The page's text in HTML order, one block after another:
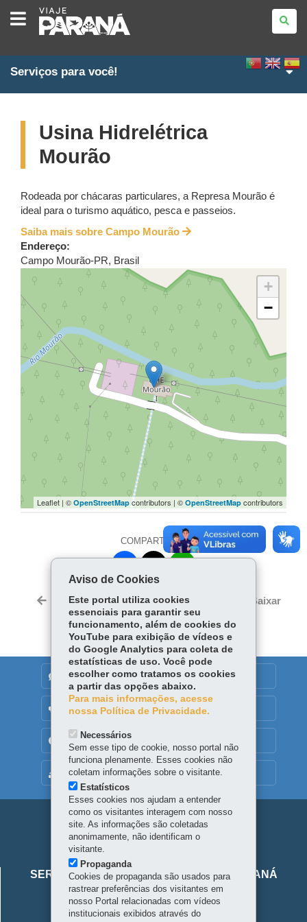
VIAJE
PARANÁ
Serviços para você!
Usina Hidrelétrica
Mourão
Rodeada por chácaras particulares, a Represa Mourão é
ideal para o turismo aquático, pesca e passeios.
Saiba mais sobre Campo Mourão
Endereço:
Campo Mourão-PR, Brasil
+
−
Leaflet | © OpenStreetMap contributors | © OpenStreetMap contributors
COMPARTILHE:
WhatsApp
Voltar Início Imprimir Baixar
MAPA DO SITE
DENUNCIE CORRUPÇÃO
OUVIDORIA
TRANSPARÊNCIA INSTITUCIONAL
Navegação
principal
Viaje
Parana
SERVIÇO SOCIAL AUTÔNOMO VIAJE PARANÁ
Alameda Júlia da Costa, 64 - São Francisco
80410-070 -Curitiba-PR- Localize
Aviso de Cookies
Este portal utiliza cookies
essenciais para garantir seu
funcionamento, além de cookies do
YouTube para exibição de vídeos e
do Google Analytics para coleta de
estatísticas de uso. Você pode
escolher como tratamos os cookies
a partir das opções abaixo.
Para mais informações, acesse
nossa Política de Privacidade.
Necessários
Sem esse tipo de cookie, nosso portal não
funciona plenamente. Esses cookies não
coletam informações sobre o visitante.
Estatísticos
Esses cookies nos ajudam a entender
como os visitantes interagem com nosso
site. As informações são coletadas
anonimamente, não identificam o
visitante.
Propaganda
Cookies de propaganda são usados para
rastrear preferências dos visitantes em
nosso Portal relacionadas com vídeos
institucionais exibidos através do